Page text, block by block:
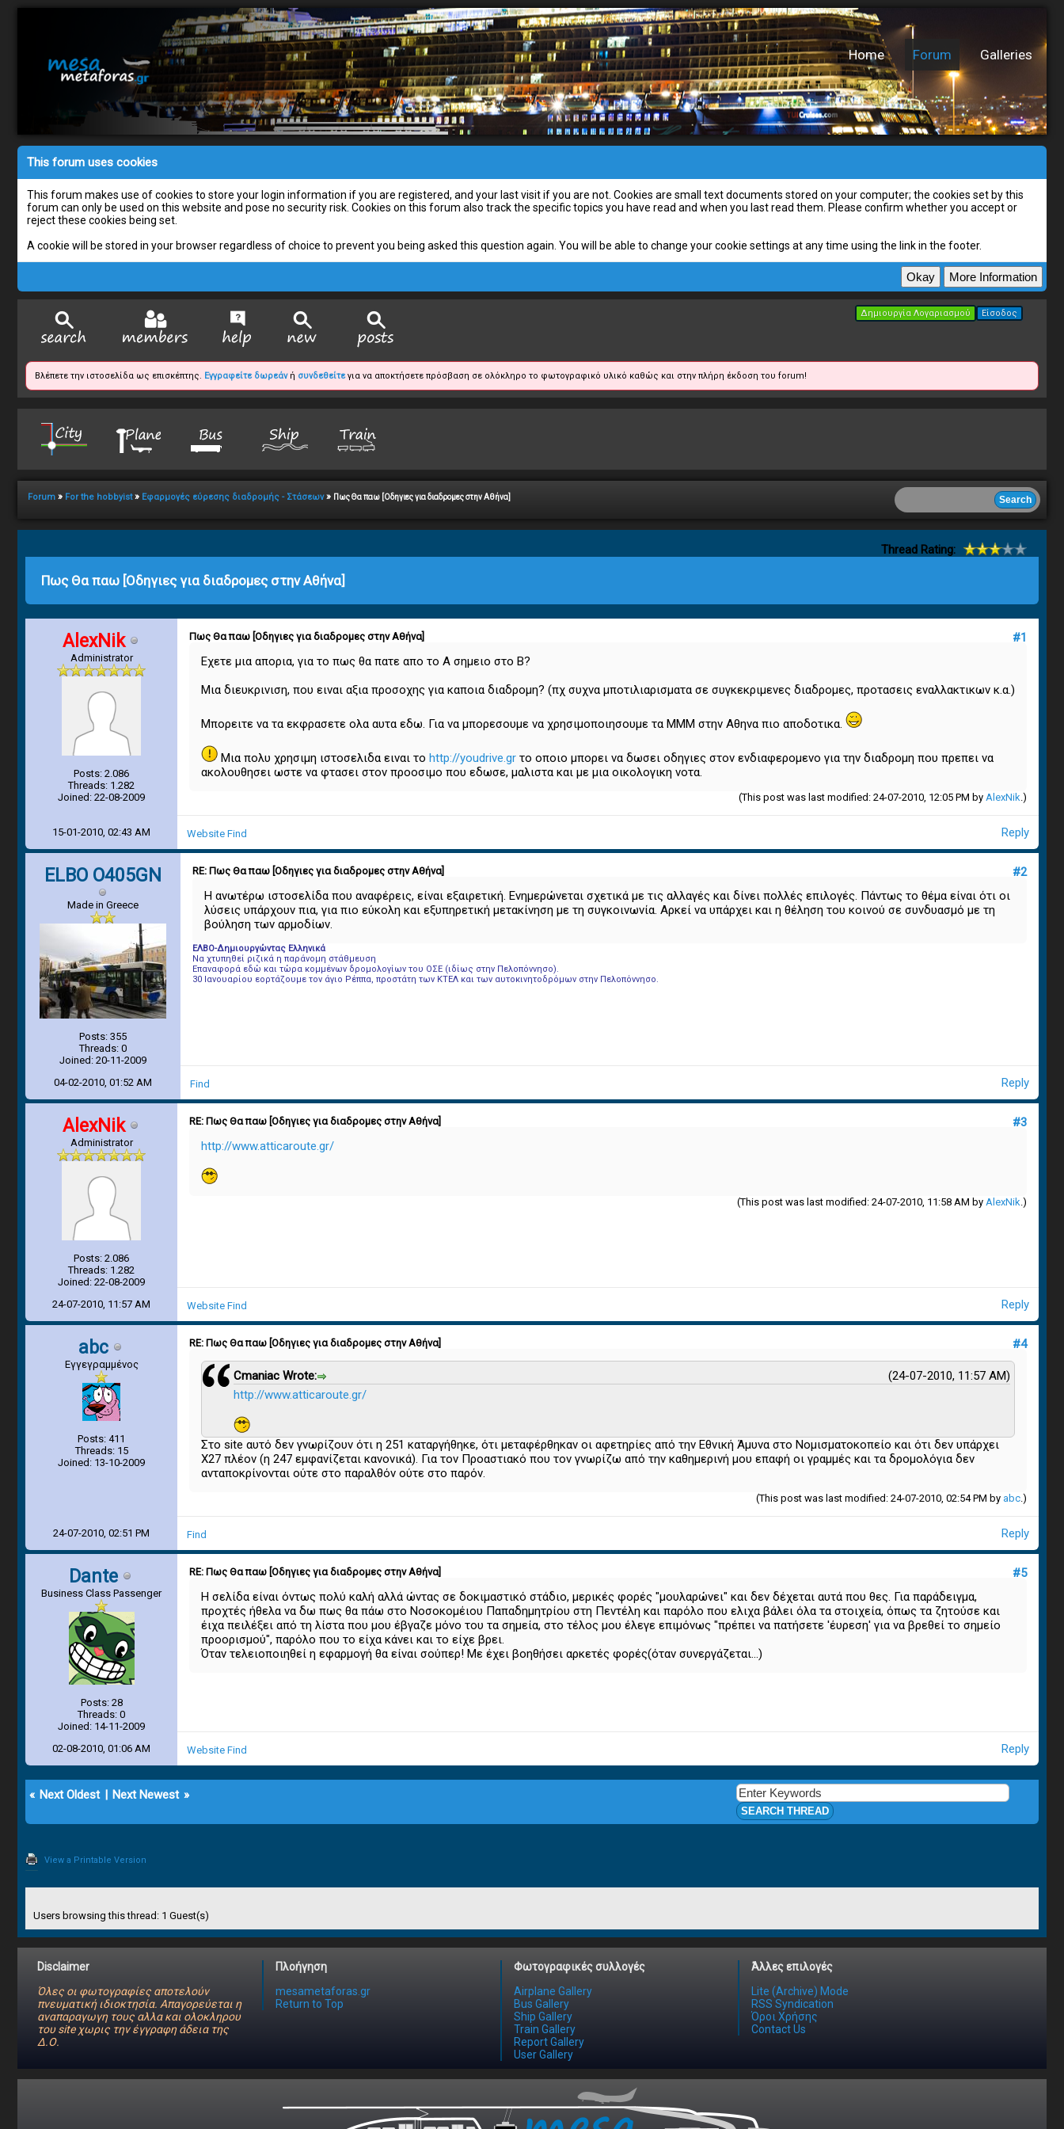
Home Forum Galleries
This forum uses cookies
This forum makes use of cookies to store your login information if you are registered, and your last visit if you are not. Cookies are small text documents stored on your computer; the cookies set by this
forum can only be used on this website and pose no security risk. Cookies on this forum also track the specific topics you have read and when you last read them. Please confirm whether you accept or
reject these cookies being set.
A cookie will be stored in your browser regardless of choice to prevent you being asked this question again. You will be able to change your cookie settings at any time using the link in the footer.
Δημιουργία Λογαριασμού Είσοδος
Βλέπετε την ιστοσελίδα ως επισκέπτης. Εγγραφείτε δωρεάνή συνδεθείτεγια να αποκτήσετε πρόσβαση σε ολόκληρο το φωτογραφικό υλικό καθώς και στην πλήρη έκδοση του forum!
Forum » For the hobbyist» Εφαρμογές εύρεσης διαδρομής - Στάσεων » Πως Θα παω [Οδηγιες για διαδρομες στην Αθήνα]
Thread Rating:
Πως Θα παω [Οδηγιες για διαδρομες στην Αθήνα]
AlexNik
Administrator
Posts: 2.086
Threads: 1.282
Joined: 22-08-2009
#1
Πως Θα παω [Οδηγιες για διαδρομες στην Αθήνα]
Εχετε μια απορια, για το πως θα πατε απο το Α σημειο στο Β?
Μια διευκρινιση, που ειναι αξια προσοχης για καποια διαδρομη? (πχ συχνα μποτιλιαρισματα σε συγκεκριμενες διαδρομες, προτασεις εναλλακτικων κ.α.)
Μπορειτε να τα εκφρασετε ολα αυτα εδω. Για να μπορεσουμε να χρησιμοποιησουμε τα ΜΜΜ στην Αθηνα πιο αποδοτικα.
Μια πολυ χρησιμη ιστοσελιδα ειναι το http://youdrive.gr το οποιο μπορει να δωσει οδηγιες στον ενδιαφερομενο για την διαδρομη που πρεπει να
ακολουθησει ωστε να φτασει στον προοσιμο που εδωσε, μαλιστα και με μια οικολογικη νοτα.
(This post was last modified: 24-07-2010, 12:05 PM by AlexNik.)
15-01-2010, 02:43 AM Website Find Reply
ELBO O405GN
Made in Greece
Posts: 355
Threads: 0
Joined: 20-11-2009
#2
RE: Πως Θα παω [Οδηγιες για διαδρομες στην Αθήνα]
Η ανωτέρω ιστοσελίδα που αναφέρεις, είναι εξαιρετική. Ενημερώνεται σχετικά με τις αλλαγές και δίνει πολλές επιλογές. Πάντως το θέμα είναι ότι οι
λύσεις υπάρχουν πια, για πιο εύκολη και εξυπηρετική μετακίνηση με τη συγκοινωνία. Αρκεί να υπάρχει και η θέληση του κοινού σε συνδυασμό με τη
βούληση των αρμοδίων.
ΕΛΒΟ-Δημιουργώντας Ελληνικά
Να χτυπηθεί ριζικά η παράνομη στάθμευση
Επαναφορά εδώ και τώρα κομμένων δρομολογίων του ΟΣΕ (ιδίως στην Πελοπόννησο).
30 Ιανουαρίου εορτάζουμε τον άγιο Ρέππα, προστάτη των ΚΤΕΛ και των αυτοκινητοδρόμων στην Πελοπόννησο.
04-02-2010, 01:52 AM Find Reply
AlexNik
Administrator
Posts: 2.086
Threads: 1.282
Joined: 22-08-2009
#3
RE: Πως Θα παω [Οδηγιες για διαδρομες στην Αθήνα]
http://www.atticaroute.gr/
(This post was last modified: 24-07-2010, 11:58 AM by AlexNik.)
24-07-2010, 11:57 AM Website Find Reply
abc
Εγγεγραμμένος
Posts: 411
Threads: 15
Joined: 13-10-2009
#4
RE: Πως Θα παω [Οδηγιες για διαδρομες στην Αθήνα]
(24-07-2010, 11:57 AM)
Cmaniac Wrote:
http://www.atticaroute.gr/
Στο site αυτό δεν γνωρίζουν ότι η 251 καταργήθηκε, ότι μεταφέρθηκαν οι αφετηρίες από την Εθνική Άμυνα στο Νομισματοκοπείο και ότι δεν υπάρχει
Χ27 πλέον (η 247 εμφανίζεται κανονικά). Για τον Προαστιακό που τον γνωρίζω από την καθημερινή μου επαφή οι γραμμές και τα δρομολόγια δεν
ανταποκρίνονται ούτε στο παραλθόν ούτε στο παρόν.
(This post was last modified: 24-07-2010, 02:54 PM by abc.)
24-07-2010, 02:51 PM Find Reply
Dante
Business Class Passenger
Posts: 28
Threads: 0
Joined: 14-11-2009
#5
RE: Πως Θα παω [Οδηγιες για διαδρομες στην Αθήνα]
Η σελίδα είναι όντως πολύ καλή αλλά ώντας σε δοκιμαστικό στάδιο, μερικές φορές "μουλαρώνει" και δεν δέχεται αυτά που θες. Για παράδειγμα,
προχτές ήθελα να δω πως θα πάω στο Νοσοκομέιου Παπαδημητρίου στη Πεντέλη και παρόλο που ελιχα βάλει όλα τα στοιχεία, όπως τα ζητούσε και
έιχα πειλέξει από τη λίστα που μου έβγαζε μόνο του τα σημεία, στο τέλος μου έλεγε επιμόνως "πρέπει να πατήσετε 'έυρεση' για να βρεθεί το σημείο
προορισμού", παρόλο που το είχα κάνει και το είχε βρει.
Όταν τελειοποιηθεί η εφαρμογή θα είναι σούπερ! Με έχει βοηθήσει αρκετές φορές(όταν συνεργάζεται...)
02-08-2010, 01:06 AM Website Find Reply
« Next Oldest | Next Newest »
View a Printable Version
Users browsing this thread: 1 Guest(s)
Disclaimer
Όλες οι φωτογραφίες αποτελούν
πνευματική ιδιοκτησία. Απαγορεύεται η
αναπαραγωγη τους αλλα και ολοκληρου
του site χωρις την έγγραφη άδεια της
Δ.Ο.
Πλοήγηση
mesametaforas.gr
Return to Top
Φωτογραφικές συλλογές
Airplane Gallery
Bus Gallery
Ship Gallery
Train Gallery
Report Gallery
User Gallery
Άλλες επιλογές
Lite (Archive) Mode
RSS Syndication
Όροι Χρήσης
Contact Us